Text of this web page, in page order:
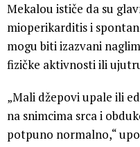
Mekalou ističe da su
mioperikarditis i
mogu biti izazvani
fizičke aktivnosti ili
„Mali džepovi upale ili
na snimcima srca i
potpuno normalno,“